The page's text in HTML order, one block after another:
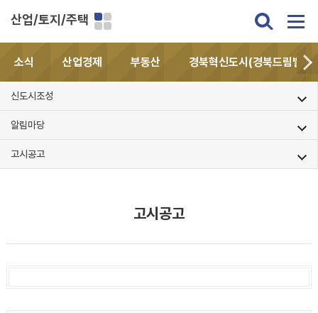
산업/토지/주택
소식 산업경제 부동산 경북혁신도시(경북드림밸리)
신도시조성
알림마당
고시공고
고시공고